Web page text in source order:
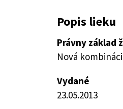
Popis lieku
Právny základ
Nová
Vydané
23.05.2013